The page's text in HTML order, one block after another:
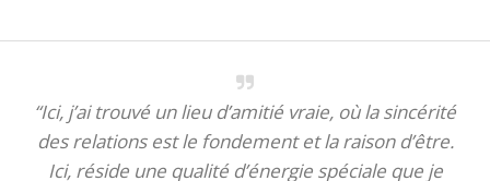
“Ici, j’ai trouvé un lieu d’amitié vraie, où la sincérité
des relations est le fondement et la raison d’être.
Ici, réside une qualité d’énergie spéciale que je